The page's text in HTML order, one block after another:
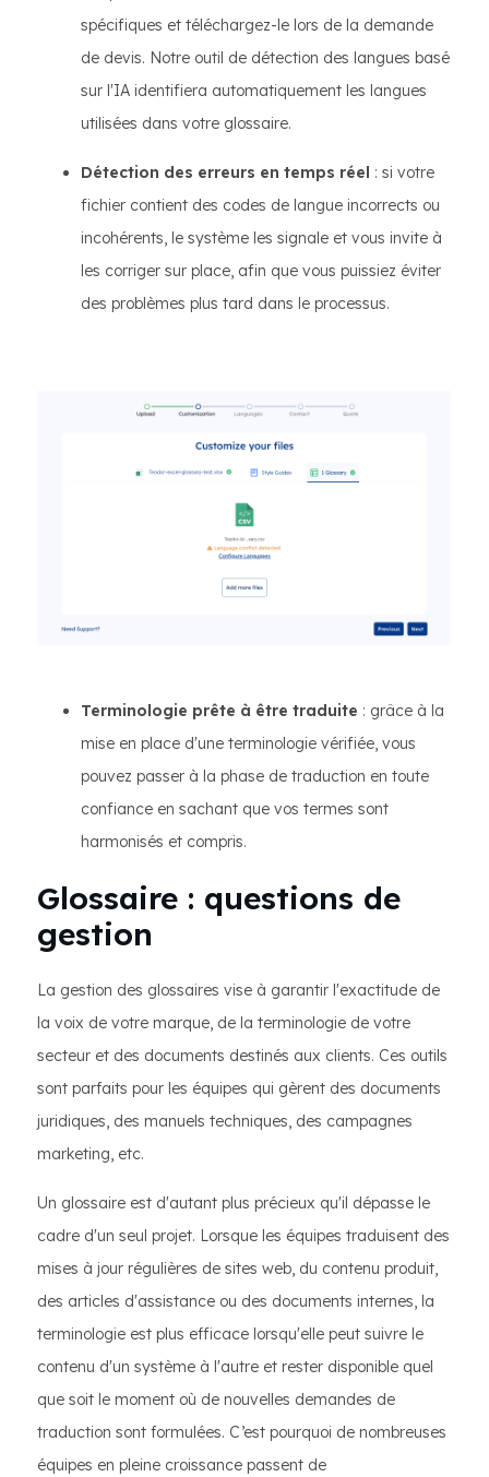
spécifiques et téléchargez-le lors de la demande
de devis. Notre outil de détection des langues basé
sur l'IA identifiera automatiquement les langues
utilisées dans votre glossaire.
Détection des erreurs en temps réel : si votre
fichier contient des codes de langue incorrects ou
incohérents, le système les signale et vous invite à
les corriger sur place, afin que vous puissiez éviter
des problèmes plus tard dans le processus.
Terminologie prête à être traduite : grâce à la
mise en place d'une terminologie vérifiée, vous
pouvez passer à la phase de traduction en toute
confiance en sachant que vos termes sont
harmonisés et compris.
Glossaire : questions de
gestion
La gestion des glossaires vise à garantir l'exactitude de
la voix de votre marque, de la terminologie de votre
secteur et des documents destinés aux clients. Ces outils
sont parfaits pour les équipes qui gèrent des documents
juridiques, des manuels techniques, des campagnes
marketing, etc.
Un glossaire est d'autant plus précieux qu'il dépasse le
cadre d'un seul projet. Lorsque les équipes traduisent des
mises à jour régulières de sites web, du contenu produit,
des articles d'assistance ou des documents internes, la
terminologie est plus efficace lorsqu'elle peut suivre le
contenu d'un système à l'autre et rester disponible quel
que soit le moment où de nouvelles demandes de
traduction sont formulées. C’est pourquoi de nombreuses
équipes en pleine croissance passent de